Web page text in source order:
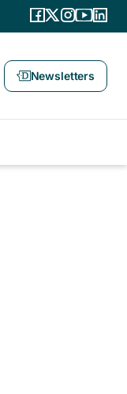
Newsletters